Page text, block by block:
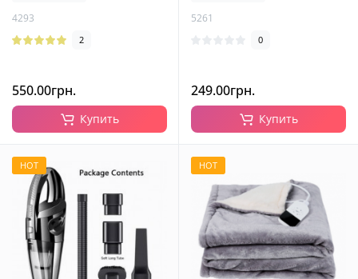
4293
2
550.00грн.
Купить
5261
0
249.00грн.
Купить
HOT HOT